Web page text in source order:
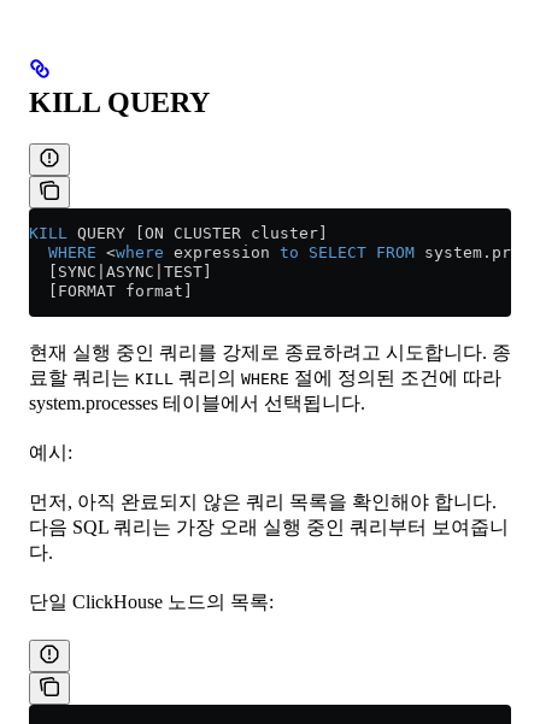
KILL QUERY
KILL QUERY [ON CLUSTER cluster]
  WHERE
<where expression to SELECT FROM system .
  [SYNC|ASYNC|TEST]
  [FORMAT format]
현재 실행 중인 쿼리를 강제로 종료하려고 시도합니다. 종
료할 쿼리는 KILL 쿼리의 WHERE 절에 정의된 조건에 따라
system.processes 테이블에서 선택됩니다.
예시:
먼저, 아직 완료되지 않은 쿼리 목록을 확인해야 합니다.
다음 SQL 쿼리는 가장 오래 실행 중인 쿼리부터 보여줍니
다.
단일 ClickHouse 노드의 목록: